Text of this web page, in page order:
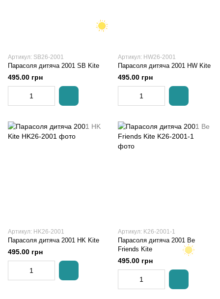
Артикул: SB26-2001
Парасоля дитяча 2001 SB Kite
495.00 грн
Артикул: HW26-2001
Парасоля дитяча 2001 HW Kite
495.00 грн
Артикул: HK26-2001
Парасоля дитяча 2001 HK Kite
495.00 грн
Артикул: K26-2001-1
Парасоля дитяча 2001 Be
Friends Kite
495.00 грн